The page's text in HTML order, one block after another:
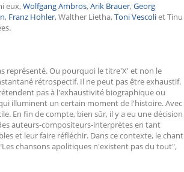
eux,Wolfgang Ambros,Arik Brauer,Georg
, Franz Hohler, Walther Lietha,Toni Vescoliet Tinu
représenté. Ou pourquoi le titre'X' et non le
rétrospectif. Il ne peut pas être exhaustif.
pas à l'exhaustivité biographique ou
illuminent un certain moment de l'histoire. Avec
En fin de compte, bien sûr, il y a eu une décision
auteurs-compositeurs-interprètes en tant
et leur faire réfléchir. Dans ce contexte, le chant
chansons apolitiques n'existent pas du tout",